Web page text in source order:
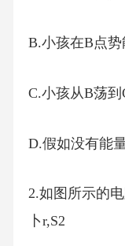
B.小孩在B点
C.小孩从B荡
D.假如没有能
2.如图所示的
卜r,S2